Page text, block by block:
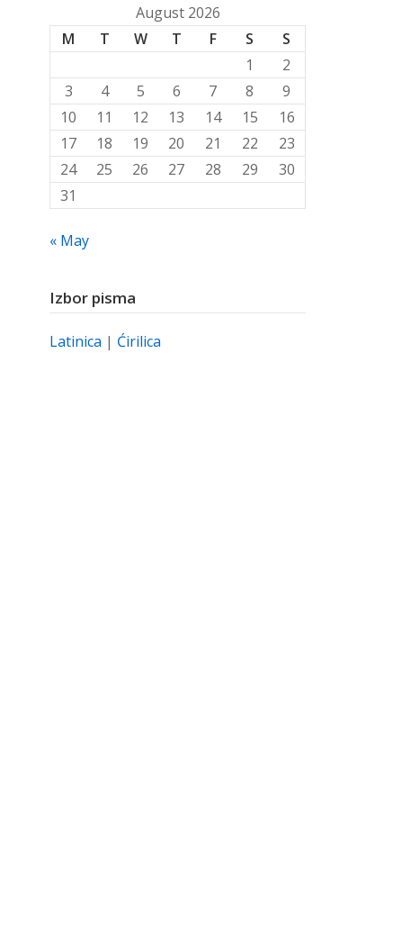
August 2026
M
T W T F S
S
1
2
3
4 5 6 7 8
9
10
11 12 13 14 15
16
17
18 19 20 21 22
23
24
25 26 27 28 29
30
31
« May
Izbor pisma
Latinica | Ćirilica